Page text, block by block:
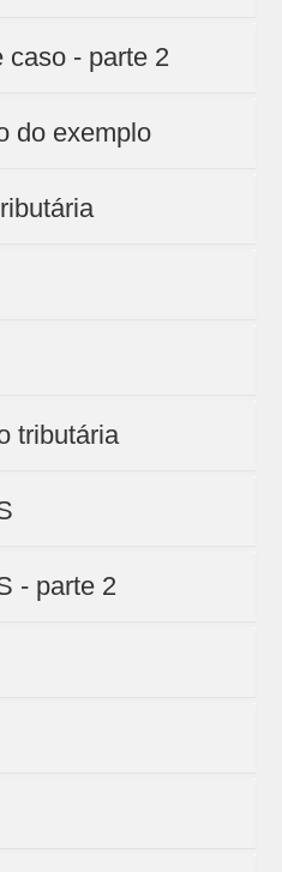
caso - parte 2
do exemplo
tributária
- parte 2